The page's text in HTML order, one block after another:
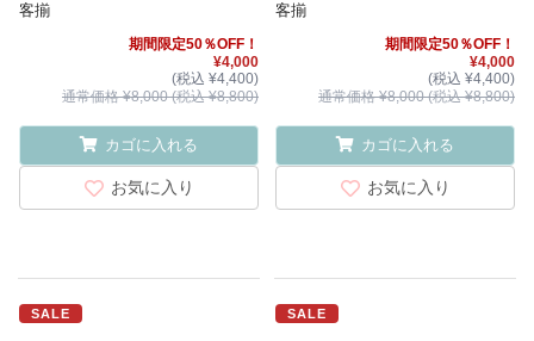
客揃
期間限定50％OFF！
¥4,000
(税込 ¥4,400)
通常価格 ¥8,000 (税込 ¥8,800)
カゴに入れる
お気に入り
客揃
期間限定50％OFF！
¥4,000
(税込 ¥4,400)
通常価格 ¥8,000 (税込 ¥8,800)
カゴに入れる
お気に入り
SALE SALE